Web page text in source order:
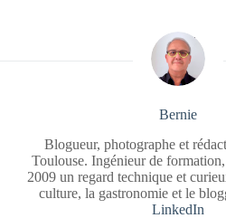
Bernie
Blogueur, photographe et
Toulouse. Ingénieur de
2009 un regard technique et
culture, la gastronomie et le
LinkedIn